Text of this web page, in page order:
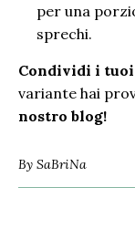
per una
sprechi.
Condividi i
variante hai
nostro blog!
By SaBriNa